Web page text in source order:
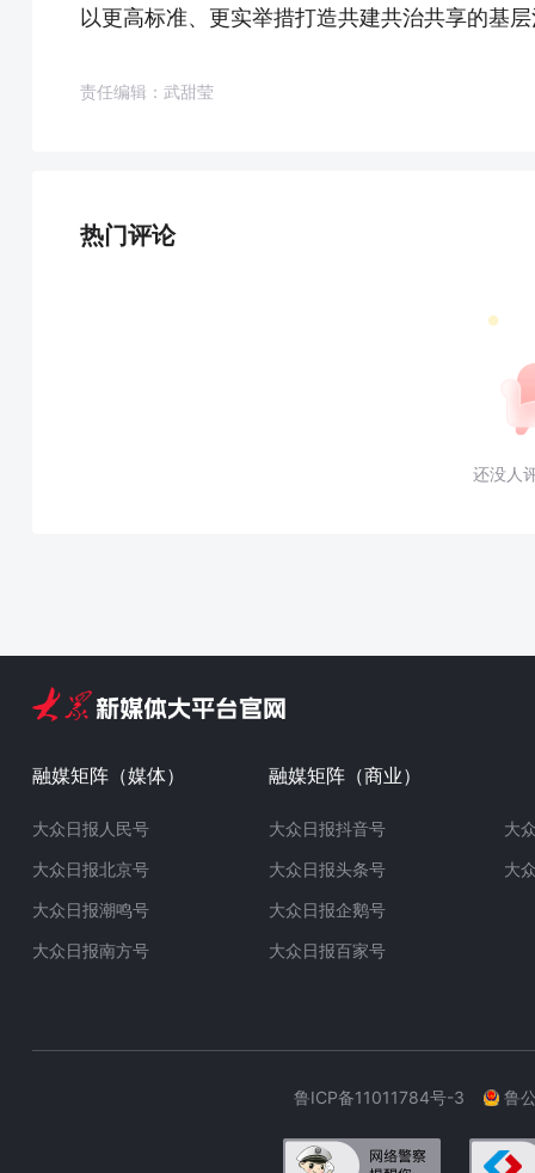
以更高标准、更实举措打造共建共治共享的基
责任编辑：武甜莹
热门评论
还没人
融媒矩阵（媒体）
大众日报人民号
大众日报北京号
大众日报潮鸣号
大众日报南方号
融媒矩阵（商业）
大众日报抖音号
大众日报头条号
大众日报企鹅号
大众日报百家号
大
大
鲁ICP备11011784号-3 鲁